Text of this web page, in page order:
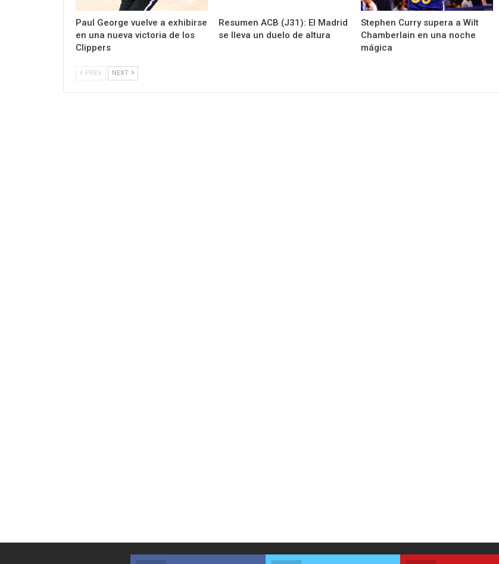
Paul George vuelve a exhibirse
en una nueva victoria de los
Clippers
Resumen ACB (J31): El Madrid
se lleva un duelo de altura
Stephen Curry supera a Wilt
Chamberlain en una noche
mágica
PREV NEXT